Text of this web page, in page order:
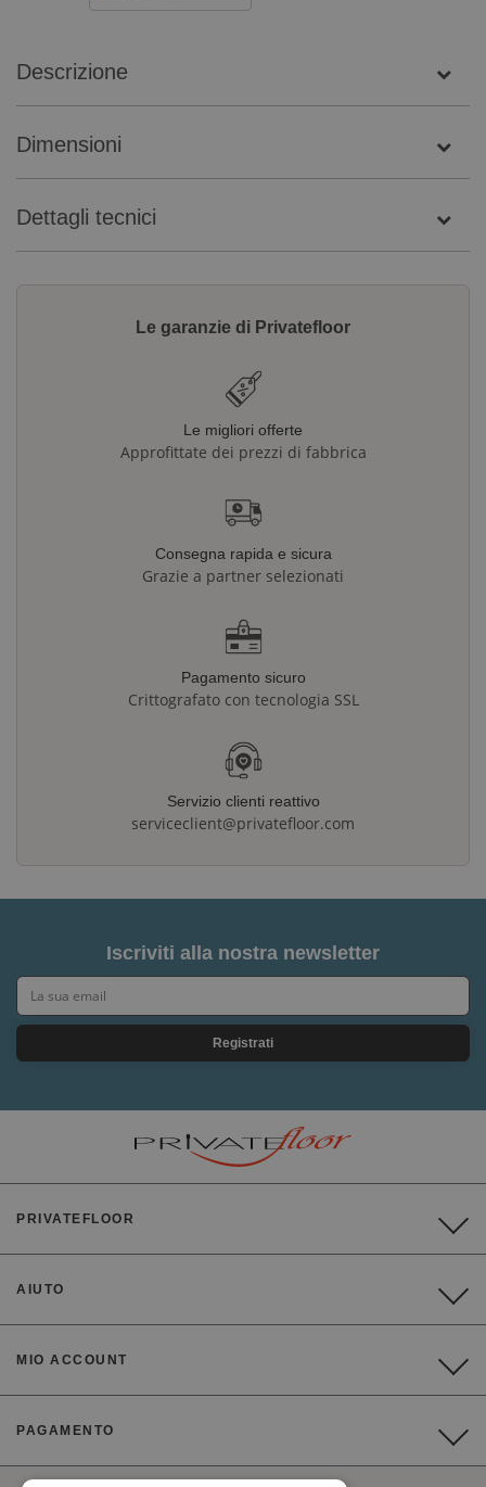
Descrizione
Dimensioni
Dettagli tecnici
Le garanzie di Privatefloor
Le migliori offerte
Approfittate dei prezzi di fabbrica
Consegna rapida e sicura
Grazie a partner selezionati
Pagamento sicuro
Crittografato con tecnologia SSL
Servizio clienti reattivo
serviceclient@privatefloor.com
Iscriviti alla nostra newsletter
Registrati
PRIVATEFLOOR
AIUTO
MIO ACCOUNT
PAGAMENTO